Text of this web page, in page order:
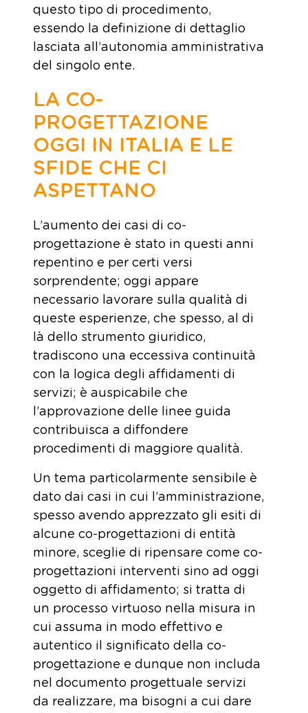
questo tipo di procedimento,
essendo la definizione di dettaglio
lasciata all’autonomia amministrativa
del singolo ente.
LA CO-
PROGETTAZIONE
OGGI IN ITALIA E LE
SFIDE CHE CI
ASPETTANO
L’aumento dei casi di co-
progettazione è stato in questi anni
repentino e per certi versi
sorprendente; oggi appare
necessario lavorare sulla qualità di
queste esperienze, che spesso, al di
là dello strumento giuridico,
tradiscono una eccessiva continuità
con la logica degli affidamenti di
servizi; è auspicabile che
l’approvazione delle linee guida
contribuisca a diffondere
procedimenti di maggiore qualità.
Un tema particolarmente sensibile è
dato dai casi in cui l’amministrazione,
spesso avendo apprezzato gli esiti di
alcune co-progettazioni di entità
minore, sceglie di ripensare come co-
progettazioni interventi sino ad oggi
oggetto di affidamento; si tratta di
un processo virtuoso nella misura in
cui assuma in modo effettivo e
autentico il significato della co-
progettazione e dunque non includa
nel documento progettuale servizi
da realizzare, ma bisogni a cui dare